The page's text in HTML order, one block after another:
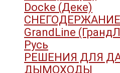
Docke (Деке)
GrandLine
Русь
РЕШЕНИЯ ДЛЯ
ДЫМОХОДЫ